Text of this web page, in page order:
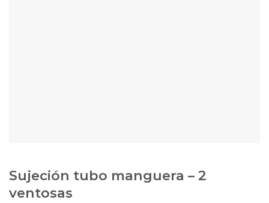
Sujeción tubo manguera – 2
ventosas